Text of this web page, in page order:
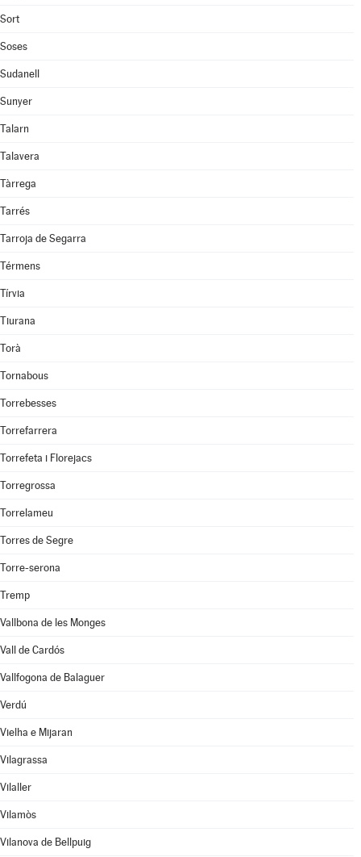
Sort
Soses
Sudanell
Sunyer
Talarn
Talavera
Tàrrega
Tarrés
Tarroja de Segarra
Térmens
Tírvia
Tiurana
Torà
Tornabous
Torrebesses
Torrefarrera
Torrefeta i Florejacs
Torregrossa
Torrelameu
Torres de Segre
Torre-serona
Tremp
Vallbona de les Monges
Vall de Cardós
Vallfogona de Balaguer
Verdú
Vielha e Mijaran
Vilagrassa
Vilaller
Vilamòs
Vilanova de Bellpuig